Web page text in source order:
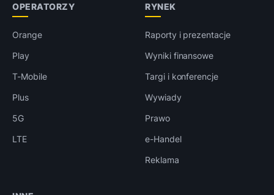
OPERATORZY
Orange
Play
T-Mobile
Plus
5G
LTE
RYNEK
Raporty i prezentacje
Wyniki finansowe
Targi i konferencje
Wywiady
Prawo
e-Handel
Reklama